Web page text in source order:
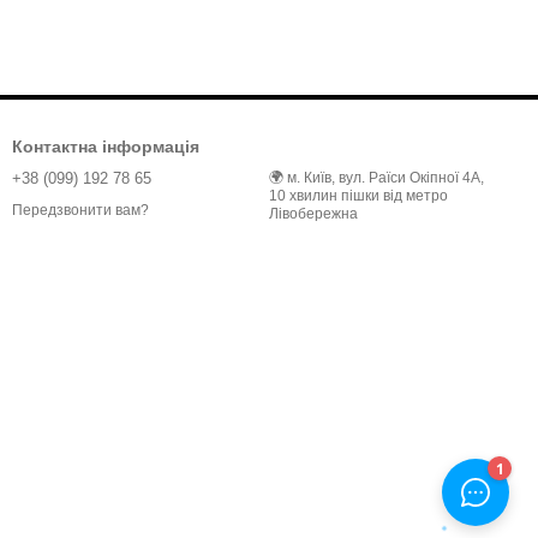
Контактна інформація
+38 (099) 192 78 65
Передзвонити вам?
🌍 м. Київ, вул. Раїси Окіпної 4А,
10 хвилин пішки від метро
Лівобережна